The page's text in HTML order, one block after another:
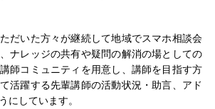
だいた方々が継続して地域でスマホ相談会
ナレッジの共有や疑問の解消の場としての
師コミュニティを用意し、講師を目指す方
活躍する先輩講師の活動状況・助言、アド
にしています。